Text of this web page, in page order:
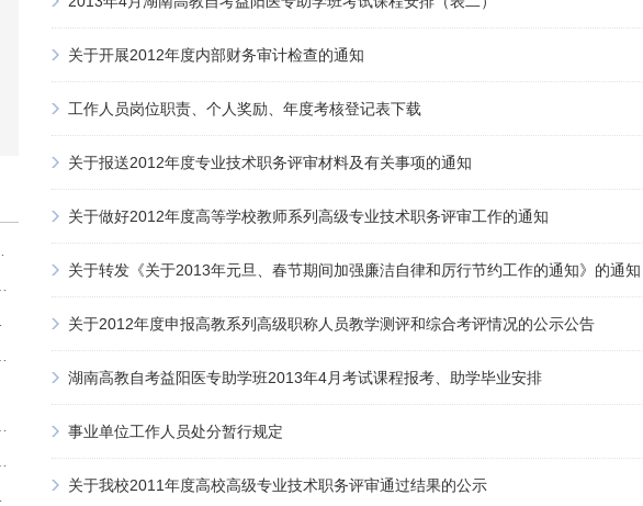
关于开展2012年度内部财务审计检查的通知
工作人员岗位职责、个人奖励、年度考核登记表下载
关于报送2012年度专业技术职务评审材料及有关事项的通知
关于做好2012年度高等学校教师系列高级专业技术职务评审工作的通知
关于转发《关于2013年元旦、春节期间加强廉洁自律和厉行节约工作的通知》的通知
关于2012年度申报高教系列高级职称人员教学测评和综合考评情况的公示公告
湖南高教自考益阳医专助学班2013年4月考试课程报考、助学毕业安排
事业单位工作人员处分暂行规定
关于我校2011年度高校高级专业技术职务评审通过结果的公示